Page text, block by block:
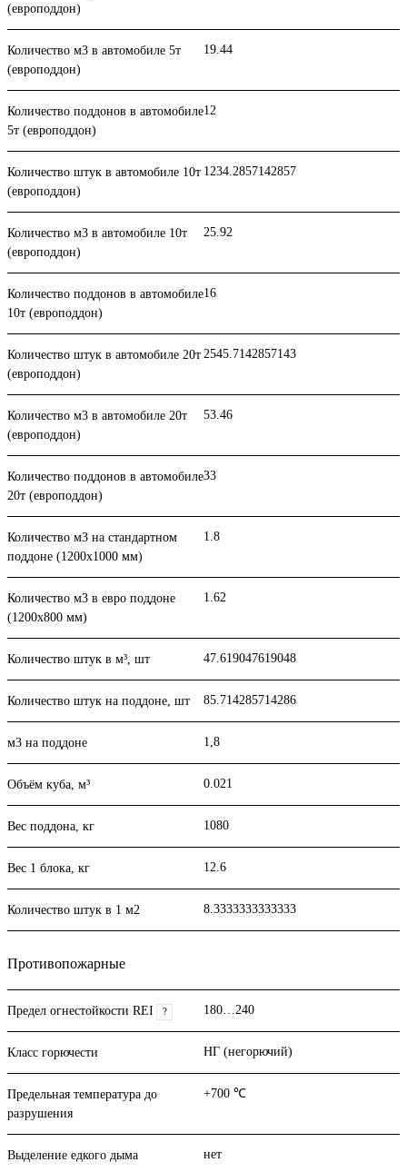
(европоддон)
Количество м3 в автомобиле 5т
(европоддон)
19.44
Количество поддонов в автомобиле
5т (европоддон)
12
Количество штук в автомобиле 10т
(европоддон)
1234.2857142857
Количество м3 в автомобиле 10т
(европоддон)
25.92
Количество поддонов в автомобиле
10т (европоддон)
16
Количество штук в автомобиле 20т
(европоддон)
2545.7142857143
Количество м3 в автомобиле 20т
(европоддон)
53.46
Количество поддонов в автомобиле
20т (европоддон)
33
Количество м3 на стандартном
поддоне (1200x1000 мм)
1.8
Количество м3 в евро поддоне
(1200x800 мм)
1.62
Количество штук в м³, шт 47.619047619048
Количество штук на поддоне, шт 85.714285714286
м3 на поддоне 1,8
Объём куба, м³ 0.021
Вес поддона, кг 1080
Вес 1 блока, кг 12.6
Количество штук в 1 м2 8.3333333333333
Противопожарные
Предел огнестойкости REI ? 180…240
Класс горючести НГ (негорючий)
Предельная температура до
разрушения
+700 ℃
Выделение едкого дыма нет